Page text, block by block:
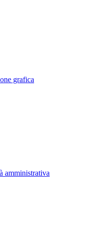
grafica
amministrativa